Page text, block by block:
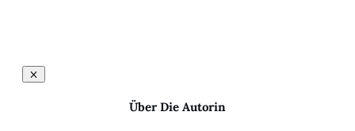
Über Die Autorin